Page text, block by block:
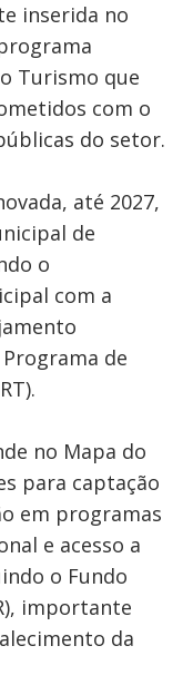
inserida no
Turismo que
com o
do setor.
até 2027,
de
o
com a
de
no Mapa do
para captação
em programas
e acesso a
o Fundo
importante
da